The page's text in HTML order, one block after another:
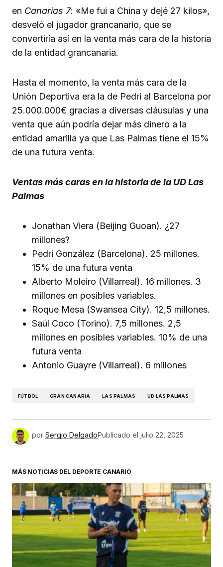
en Canarias 7: «Me fui a China y dejé 27 kilos»,
desveló el jugador grancanario, que se
convertiría así en la venta más cara de la historia
de la entidad grancanaria.
Hasta el momento, la venta más cara de la
Unión Deportiva era la de Pedri al Barcelona por
25.000.000€ gracias a diversas cláusulas y una
venta que aún podría dejar más dinero a la
entidad amarilla ya que Las Palmas tiene el 15%
de una futura venta.
Ventas más caras en la historia de la UD Las
Palmas
Jonathan Viera (Beijing Guoan). ¿27
millones?
Pedri González (Barcelona). 25 millones.
15% de una futura venta
Alberto Moleiro (Villarreal). 16 millones. 3
millones en posibles variables.
Roque Mesa (Swansea City). 12,5 millones.
Saúl Coco (Torino). 7,5 millones. 2,5
millones en posibles variables. 10% de una
futura venta
Antonio Guayre (Villarreal). 6 millones
FÚTBOL GRAN CANARIA LAS PALMAS UD LAS PALMAS
por Sergio DelgadoPublicado el julio 22, 2025
MÁS NOTICIAS DEL DEPORTE CANARIO